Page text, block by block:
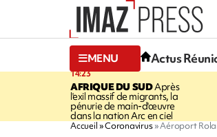
MENU Actus
14:23
AFRIQUE DU SUDAprès
l'exil massif de migrants, la
pénurie de main-d'œuvre
dans la nation Arc en ciel
Accueil Coronavirus Aéroport